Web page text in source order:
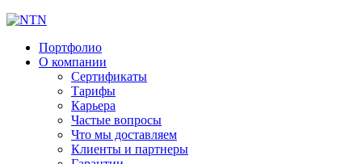
Портфолио
О компании
Сертификаты
Тарифы
Карьера
Частые вопросы
Что мы доставляем
Клиенты и партнеры